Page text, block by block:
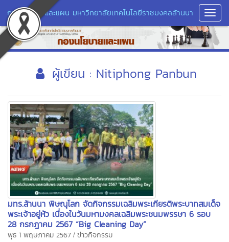
กองนโยบายและแผน มหาวิทยาลัยเทคโนโลยีราชมงคลล้านนา
ผู้เขียน : Nitiphong Panbun
มทร.ล้านนา พิษณุโลก จัดกิจกรรมเฉลิมพระเกียรติพระบาทสมเด็จ
พระเจ้าอยู่หัว เนื่องในวันมหามงคลเฉลิมพระชนมพรรษา 6 รอบ
28 กรกฎาคม 2567 “Big Cleaning Day”
พุธ 1 พฤษภาคม 2567 / ข่าวกิจกรรม